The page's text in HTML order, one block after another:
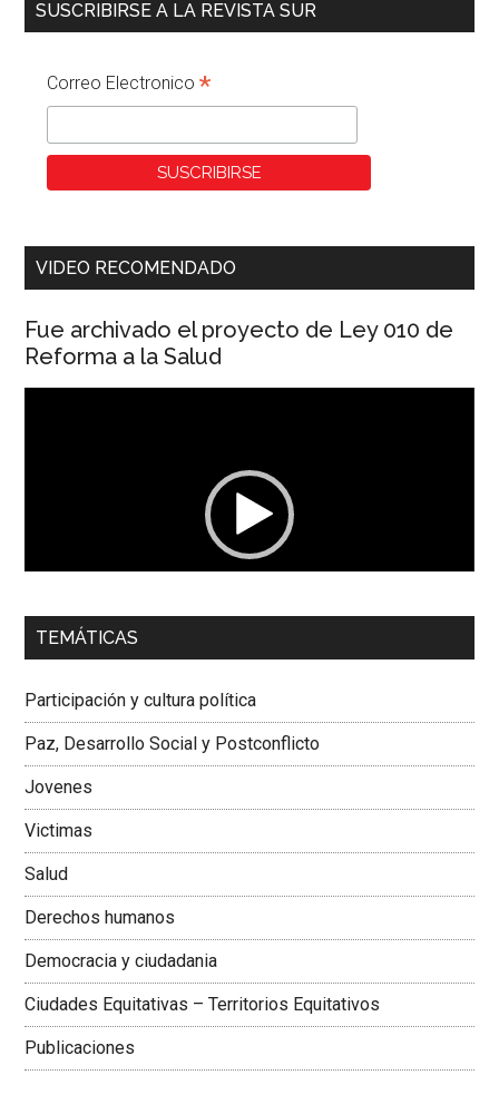
SUSCRIBIRSE A LA REVISTA SUR
Correo Electronico*
VIDEO RECOMENDADO
Fue archivado el proyecto de Ley 010 de
Reforma a la Salud
00:00 01:04
Dra. Carolina Corcho Mejía,Presidenta Corporación
Colombiana
TEMÁTICAS
Participación y cultura política
Paz, Desarrollo Social y Postconflicto
Jovenes
Victimas
Salud
Derechos humanos
Democracia y ciudadania
Ciudades Equitativas – Territorios Equitativos
Publicaciones